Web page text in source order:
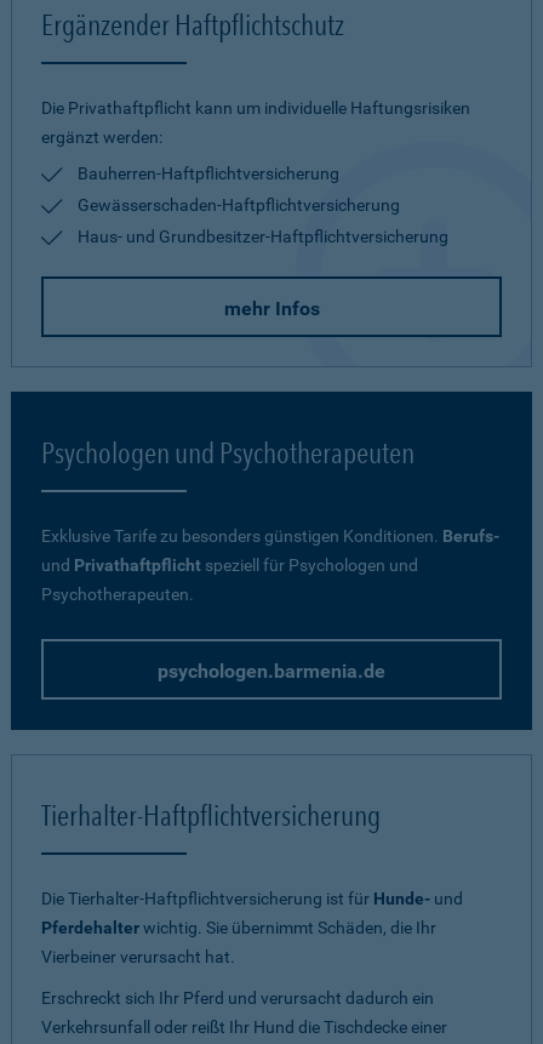
Ergänzender Haftpflichtschutz
Die Privathaftpflicht kann um individuelle Haftungsrisiken
ergänzt werden:
Bauherren-Haftpflichtversicherung
Gewässerschaden-Haftpflichtversicherung
Haus- und Grundbesitzer-Haftpflichtversicherung
mehr Infos
Psychologen und Psychotherapeuten
Exklusive Tarife zu besonders günstigen Konditionen. Berufs-
und Privathaftpflicht speziell für Psychologen und
Psychotherapeuten.
psychologen.barmenia.de
Tierhalter-Haftpflichtversicherung
Die Tierhalter-Haftpflichtversicherung ist für Hunde- und
Pferdehalterwichtig. Sie übernimmt Schäden, die Ihr
Vierbeiner verursacht hat.
Erschreckt sich Ihr Pferd und verursacht dadurch ein
Verkehrsunfall oder reißt Ihr Hund die Tischdecke einer